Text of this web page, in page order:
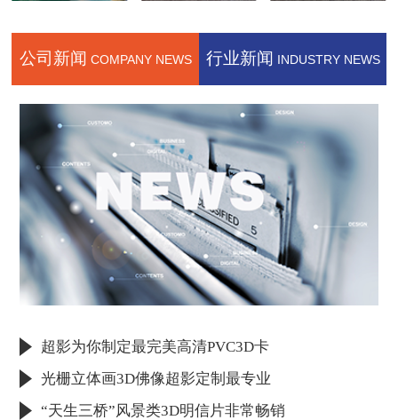
公司新闻 COMPANY NEWS 行业新闻 INDUSTRY NEWS
超影为你制定最完美高清PVC3D卡
光栅立体画3D佛像超影定制最专业
“天生三桥”风景类3D明信片非常畅销